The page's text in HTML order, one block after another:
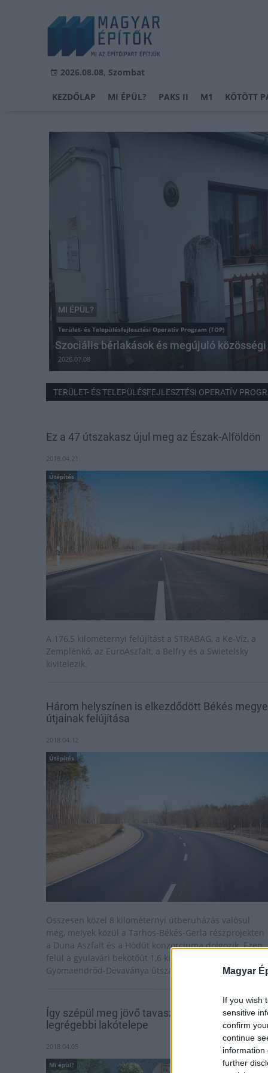
Magyar
If you wish
sensitive
confirm
continue
information
further
2026.08.08, Szombat
KEZDŐLAP MI ÉPÜL? PAKS II M1 KÖTÖTT
MI ÉPÜL?
Terület- és Településfejlesztési Operatív Program (TOP)
Szociális bérlakások és megújuló
2026.07.08
TERÜLET- ÉS TELEPÜLÉSFEJLESZTÉSI OPERATÍV
Ez a 47 útszakasz újul meg az Észak-Alföldön
2018.04.21
Útépítés
A 176,5 kilométernyi felújítást a STRABAG, a Ke-Víz, a
Zemplénkő, az EuroAszfalt, a Belfry és a Swietelsky
kivitelezik.
Három helyszínen is elkezdődött Békés megye
útjainak felújítása
2018.04.12
Útépítés
Összesen közel 8 kilométernyi útberuházás valósul
meg, melyek közül a Tarhos-Békés-Gerla részprojekten
a Duna Aszfalt és a Hódút konzorciuma dolgozik. Ezen
felül a gyulavári bekötőút 1,6 kilométere és a
Gyomaendrőd-Dévaványa útszakasz is megújul.
Így szépül meg jövő tavaszra Szeged
legrégebbi lakótelepe
2018.04.05
Mi épül?